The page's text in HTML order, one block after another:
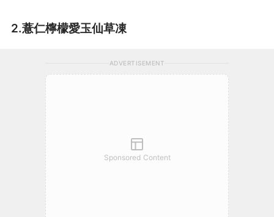
2.薏仁檸檬愛玉仙草凍
ADVERTISEMENT
Sponsored Content